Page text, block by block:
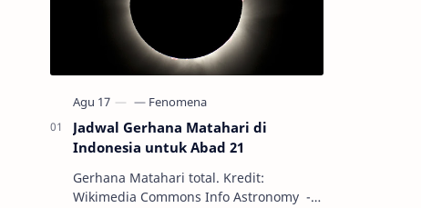
Jadwal Gerhana Matahari di
Indonesia untuk Abad 21
Gerhana Matahari total. Kredit:
Wikimedia Commons Info Astronomy -